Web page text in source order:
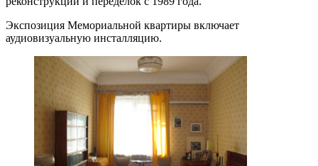
Экспозиция Мемориальной квартиры включает
аудиовизуальную инсталляцию.